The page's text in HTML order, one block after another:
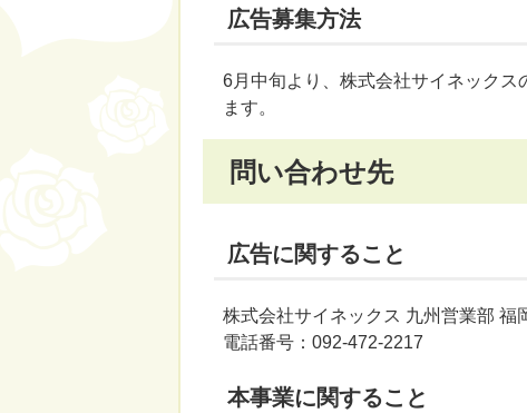
広告募集方法
6月中旬より、株式会社サイネック
ます。
問い合わせ先
広告に関すること
株式会社サイネックス 九州営業部 福
電話番号：092-472-2217
本事業に関すること